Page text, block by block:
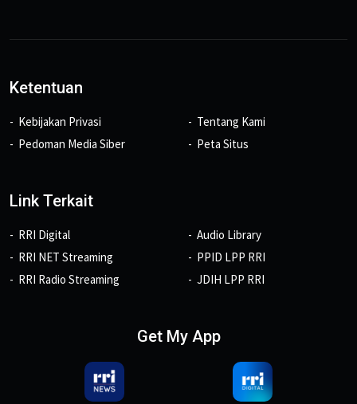
Ketentuan
Kebijakan Privasi
Pedoman Media Siber
Tentang Kami
Peta Situs
Link Terkait
RRI Digital
RRI NET Streaming
RRI Radio Streaming
Audio Library
PPID LPP RRI
JDIH LPP RRI
Get My App